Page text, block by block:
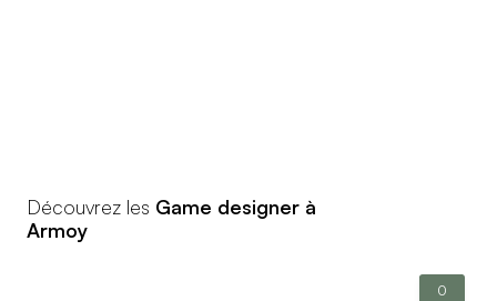
Découvrez les Game designer à
Armoy
0